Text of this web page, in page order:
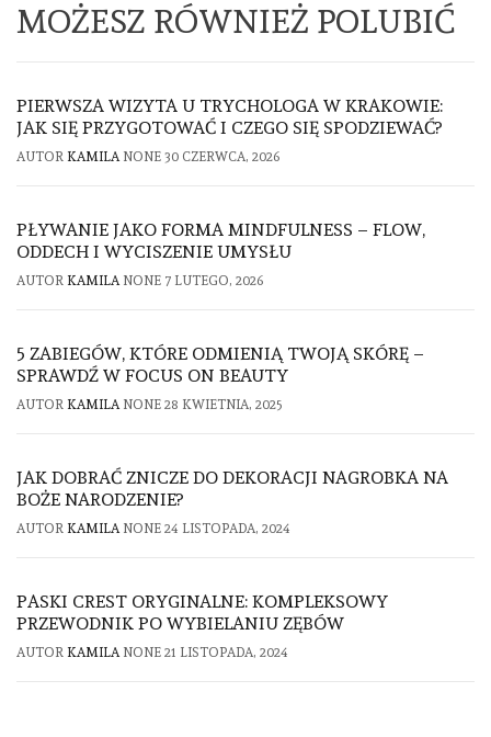
MOŻESZ RÓWNIEŻ POLUBIĆ
PIERWSZA WIZYTA U TRYCHOLOGA W KRAKOWIE:
JAK SIĘ PRZYGOTOWAĆ I CZEGO SIĘ SPODZIEWAĆ?
AUTOR KAMILA NONE 30 CZERWCA, 2026
PŁYWANIE JAKO FORMA MINDFULNESS – FLOW,
ODDECH I WYCISZENIE UMYSŁU
AUTOR KAMILA NONE 7 LUTEGO, 2026
5 ZABIEGÓW, KTÓRE ODMIENIĄ TWOJĄ SKÓRĘ –
SPRAWDŹ W FOCUS ON BEAUTY
AUTOR KAMILA NONE 28 KWIETNIA, 2025
JAK DOBRAĆ ZNICZE DO DEKORACJI NAGROBKA NA
BOŻE NARODZENIE?
AUTOR KAMILA NONE 24 LISTOPADA, 2024
PASKI CREST ORYGINALNE: KOMPLEKSOWY
PRZEWODNIK PO WYBIELANIU ZĘBÓW
AUTOR KAMILA NONE 21 LISTOPADA, 2024